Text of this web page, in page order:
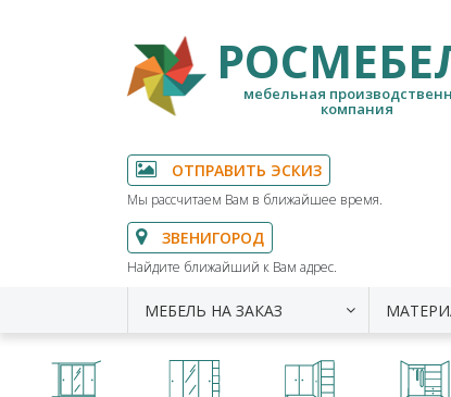
мебельная
компания
ОТПРАВИТЬ ЭСКИЗ
Мы рассчитаем Вам в ближайшее время.
ЗВЕНИГОРОД
Найдите ближайший к Вам адрес.
МЕБЕЛЬ НА ЗАКАЗ